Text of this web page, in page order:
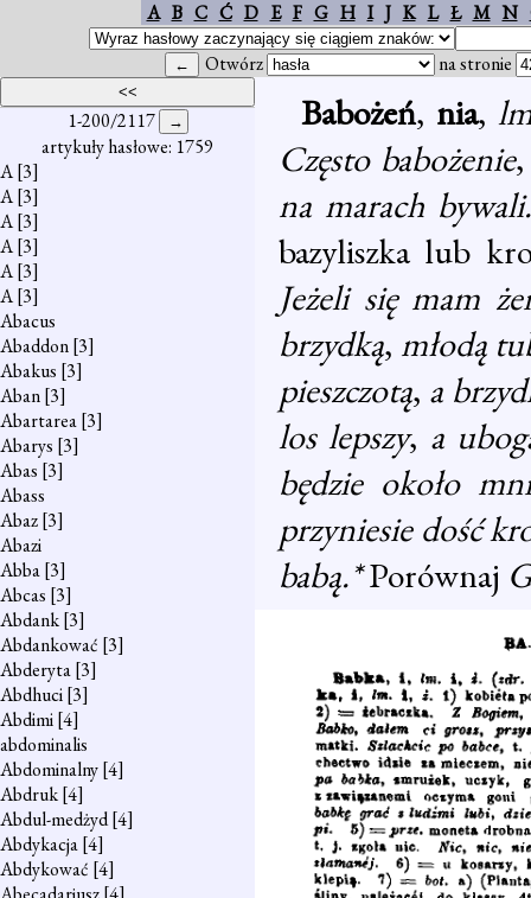
A B C Ć D E F G H I J K L Ł M N
Otwórz na stronie
1-200/2117
artykuły hasłowe: 1759
A[3]
A[3]
A[3]
A[3]
A[3]
A[3]
Abacus
Abaddon[3]
Abakus [3]
Aban[3]
Abartarea[3]
Abarys [3]
Abas [3]
Abass
Abaz[3]
Abazi
Abba[3]
Abcas [3]
Abdank[3]
Abdankować [3]
Abderyta[3]
Abdhuci[3]
Abdimi[4]
abdominalis
Abdominalny[4]
Abdruk[4]
Abdul-medżyd[4]
Abdykacja[4]
Abdykować [4]
Babożeń, nia,
Często babożenie
na marach
bazyliszka lub
Jeżeli się mam
brzydką, młodą
pieszczotą, a
los lepszy, a
będzie około
przyniesie dość
babą.*Porównaj